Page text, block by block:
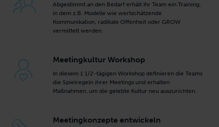
Abgestimmt an den Bedarf erhält Ihr Team ein Training,
in dem z.B. Modelle wie wertschätzende
Kommunikation, radikale Offenheit oder GROW
vermittelt werden.
Meetingkultur Workshop
In diesem 1 1/2-tägigen Workshop definieren die Teams
die Spielregeln ihrer Meetings und erhalten
Maßnahmen, um die gelebte Kultur neu auszurichten.
Meetingkonzepte entwickeln